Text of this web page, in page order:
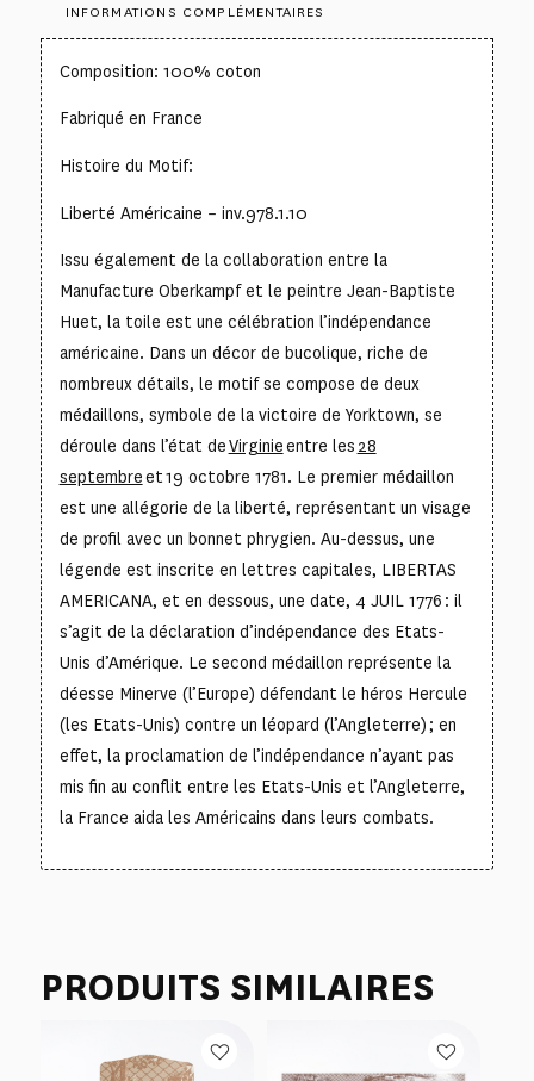
INFORMATIONS COMPLÉMENTAIRES
Composition: 100% coton
Fabriqué en France
Histoire du Motif:
Liberté Américaine – inv.978.1.10
Issu également de la collaboration entre la
Manufacture Oberkampf et le peintre Jean-Baptiste
Huet, la toile est une célébration l’indépendance
américaine. Dans un décor de bucolique, riche de
nombreux détails, le motif se compose de deux
médaillons, symbole de la victoire de Yorktown, se
déroule dans l’état deVirginieentre les 28
septembreet 19 octobre 1781. Le premier médaillon
est une allégorie de la liberté, représentant un visage
de profil avec un bonnet phrygien. Au-dessus, une
légende est inscrite en lettres capitales, LIBERTAS
AMERICANA, et en dessous, une date, 4 JUIL 1776 : il
s’agit de la déclaration d’indépendance des Etats-
Unis d’Amérique. Le second médaillon représente la
déesse Minerve (l’Europe) défendant le héros Hercule
(les Etats-Unis) contre un léopard (l’Angleterre) ; en
effet, la proclamation de l’indépendance n’ayant pas
mis fin au conflit entre les Etats-Unis et l’Angleterre,
la France aida les Américains dans leurs combats.
PRODUITS SIMILAIRES